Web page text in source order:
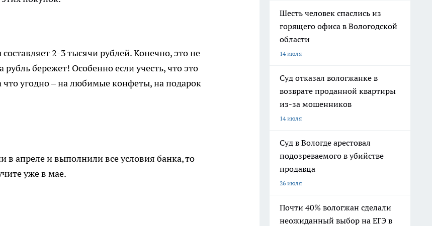
2-3 тысячи рублей. Конечно, это не
бережет! Особенно если учесть, что это
угодно – на любимые конфеты, на подарок
в апреле и выполнили все условия банка, то
уже в мае.
Шесть человек спаслись из
горящего офиса в Вологодской
области
14 июля
Суд отказал вологжанке в
возврате проданной квартиры
из-за мошенников
14 июля
Суд в Вологде арестовал
подозреваемого в убийстве
продавца
26 июля
Почти 40% вологжан сделали
неожиданный выбор на ЕГЭ в